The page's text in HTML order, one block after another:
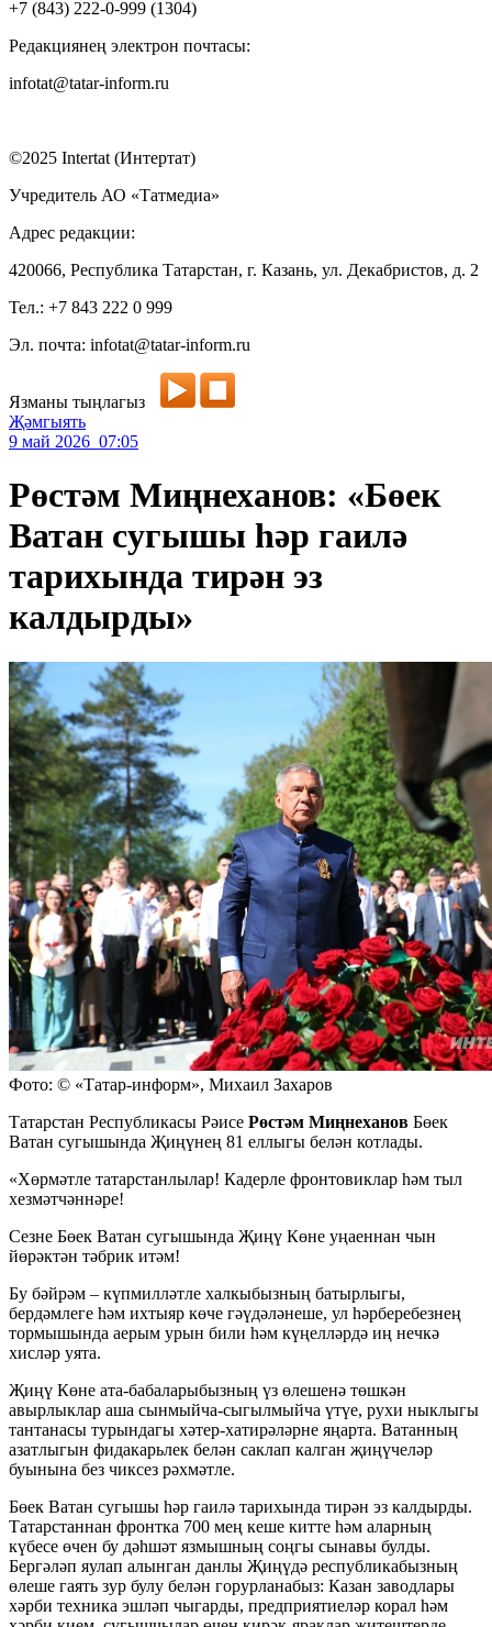
+7 (843) 222-0-999 (1304)
Редакциянең электрон почтасы:
infotat@tatar-inform.ru
©2025 Intertat (Интертат)
Учредитель АО «Татмедиа»
Адрес редакции:
420066, Республика Татарстан, г. Казань, ул. Декабристов, д. 2
Тел.: +7 843 222 0 999
Эл. почта: infotat@tatar-inform.ru
Язманы тыңлагыз
Җәмгыять
9 май 2026 07:05
Рөстәм Миңнеханов: «Бөек
Ватан сугышы һәр гаилә
тарихында тирән эз
калдырды»
Фото: © «Татар-информ», Михаил Захаров
Татарстан Республикасы Рәисе Рөстәм Миңнеханов Бөек
Ватан сугышында Җиңүнең 81 еллыгы белән котлады.
«Хөрмәтле татарстанлылар! Кадерле фронтовиклар һәм тыл
хезмәтчәннәре!
Сезне Бөек Ватан сугышында Җиңү Көне уңаеннан чын
йөрәктән тәбрик итәм!
Бу бәйрәм – күпмилләтле халкыбызның батырлыгы,
бердәмлеге һәм ихтыяр көче гәүдәләнеше, ул һәрберебезнең
тормышында аерым урын били һәм күңелләрдә иң нечкә
хисләр уята.
Җиңү Көне ата-бабаларыбызның үз өлешенә төшкән
авырлыклар аша сынмыйча-сыгылмыйча үтүе, рухи ныклыгы
тантанасы турындагы хәтер-хатирәләрне яңарта. Ватанның
азатлыгын фидакарьлек белән саклап калган җиңүчеләр
буынына без чиксез рәхмәтле.
Бөек Ватан сугышы һәр гаилә тарихында тирән эз калдырды.
Татарстаннан фронтка 700 мең кеше китте һәм аларның
күбесе өчен бу дәһшәт язмышның соңгы сынавы булды.
Бергәләп яулап алынган данлы Җиңүдә республикабызның
өлеше гаять зур булу белән горурланабыз: Казан заводлары
хәрби техника эшләп чыгарды, предприятиеләр корал һәм